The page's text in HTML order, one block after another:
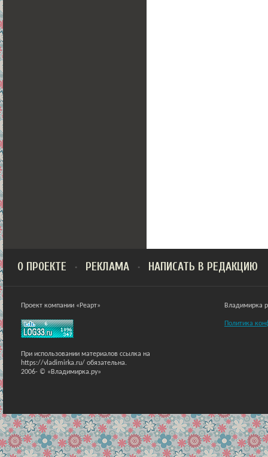
О ПРОЕКТЕ РЕКЛАМА НАПИСАТЬ В РЕДАКЦИЮ
Проект компании «Реарт»
При использовании материалов ссылка на
https://vladimirka.ru/ обязательна.
2006- © «Владимирка.ру»
Владимирка
Политика